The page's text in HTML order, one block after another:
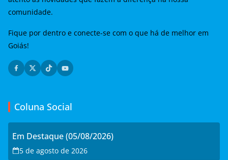
comunidade.
Fique por dentro e conecte-se com o que há de melhor em
Goiás!
Coluna Social
Em Destaque (05/08/2026)
5 de agosto de 2026